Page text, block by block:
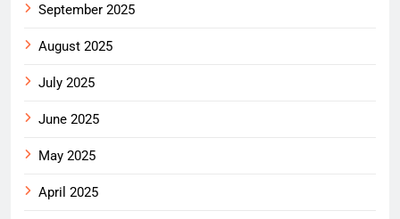
September 2025
August 2025
July 2025
June 2025
May 2025
April 2025